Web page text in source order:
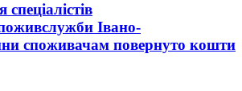
Івано-
споживачам повернуто кошти